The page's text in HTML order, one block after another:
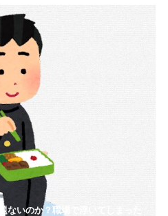
ないのか？職場で浮いてしまった